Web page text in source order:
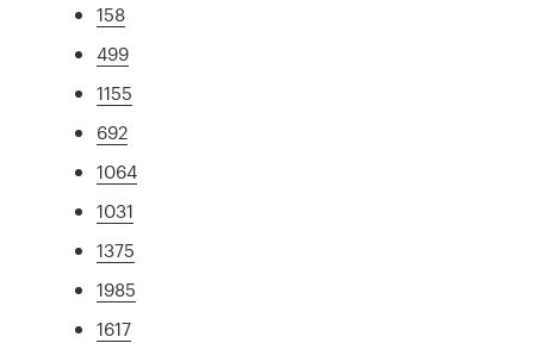
158
499
1155
692
1064
1031
1375
1985
1617